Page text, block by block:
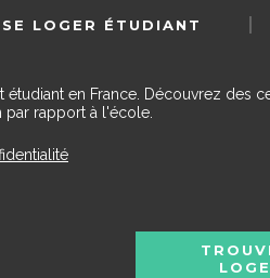
SE LOGER ÉTUDIANT
en France. Découvrez des
par rapport à l'école.